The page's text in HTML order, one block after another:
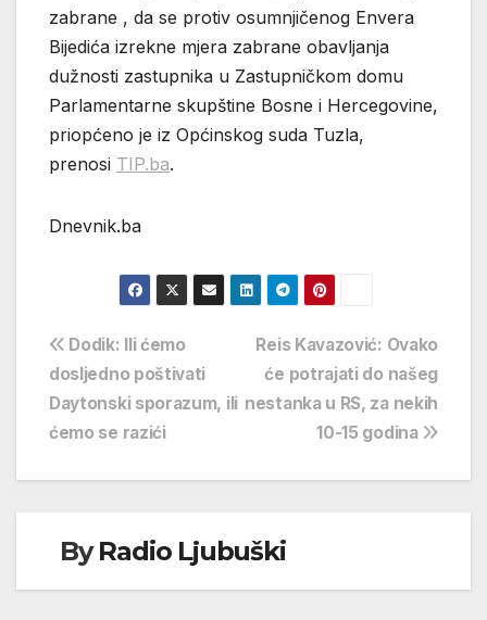
zabrane , da se protiv osumnjičenog Envera
Bijedića izrekne mjera zabrane obavljanja
dužnosti zastupnika u Zastupničkom domu
Parlamentarne skupštine Bosne i Hercegovine,
priopćeno je iz Općinskog suda Tuzla,
prenosi TIP.ba.
Dnevnik.ba
Navigacija
objava
Reis Kavazović: Ovako
će potrajati do našeg
nestanka u RS, za nekih
10-15 godina
Dodik: Ili ćemo
dosljedno poštivati
Daytonski sporazum, ili
ćemo se razići
ByRadio Ljubuški